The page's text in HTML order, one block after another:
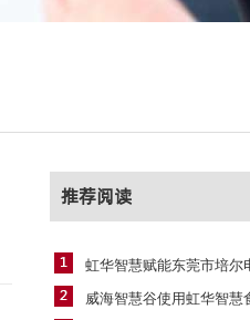
推荐阅读
虹华智慧赋能东莞市培尔
威海智慧谷使用虹华智慧